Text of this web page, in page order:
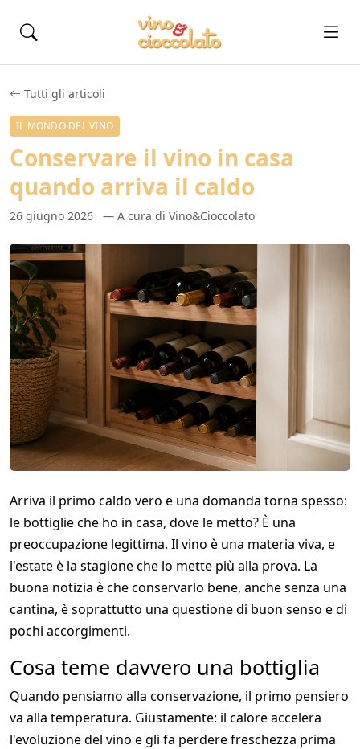
Tutti gli articoli
IL MONDO DEL VINO
Conservare il vino in casa
quando arriva il caldo
26 giugno 2026 — A cura di Vino&Cioccolato
Arriva il primo caldo vero e una domanda torna spesso:
le bottiglie che ho in casa, dove le metto? È una
preoccupazione legittima. Il vino è una materia viva, e
l'estate è la stagione che lo mette più alla prova. La
buona notizia è che conservarlo bene, anche senza una
cantina, è soprattutto una questione di buon senso e di
pochi accorgimenti.
Cosa teme davvero una bottiglia
Quando pensiamo alla conservazione, il primo pensiero
va alla temperatura. Giustamente: il calore accelera
l'evoluzione del vino e gli fa perdere freschezza prima